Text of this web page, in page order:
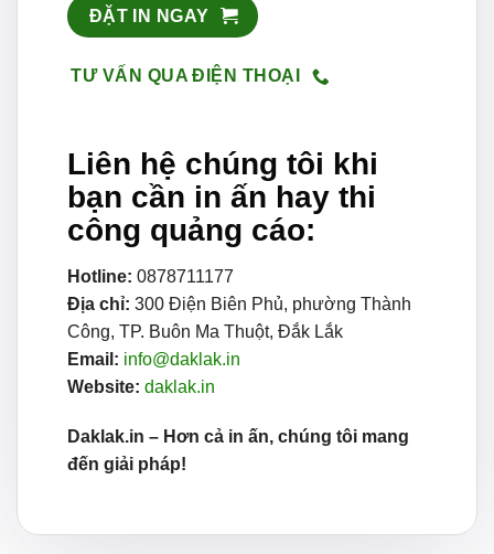
ĐẶT IN NGAY
TƯ VẤN QUA ĐIỆN THOẠI
Liên hệ chúng tôi khi
bạn cần in ấn hay thi
công quảng cáo:
Hotline: 0878711177
Địa chỉ: 300 Điện Biên Phủ, phường Thành
Công, TP. Buôn Ma Thuột, Đắk Lắk
Email: info@daklak.in
Website: daklak.in
Daklak.in – Hơn cả in ấn, chúng tôi mang
đến giải pháp!